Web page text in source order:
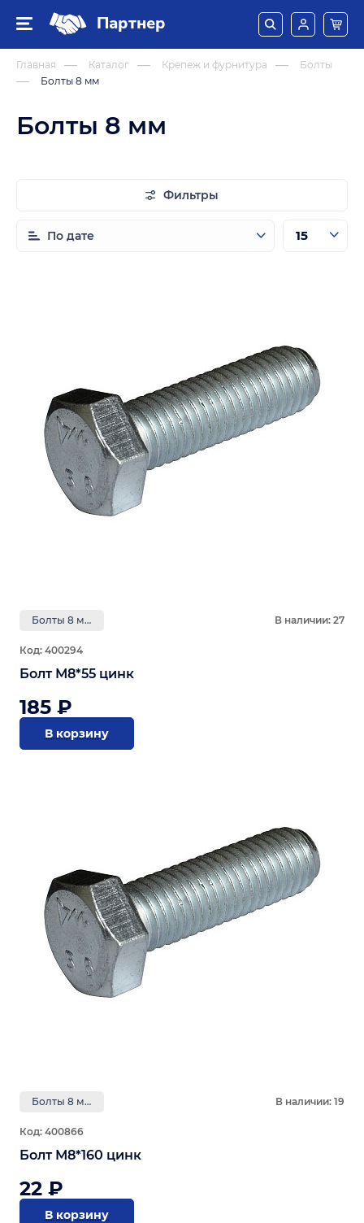
Партнер
Главная Каталог Крепеж и фурнитура
Болты
Болты 8 мм
Болты 8 мм
Фильтры
Болты 8 мм В наличии: 27
Код: 400294
Болт М8*55 цинк
185 ₽
В корзину
Болты 8 мм В наличии: 19
Код: 400866
Болт М8*160 цинк
22 ₽
В корзину